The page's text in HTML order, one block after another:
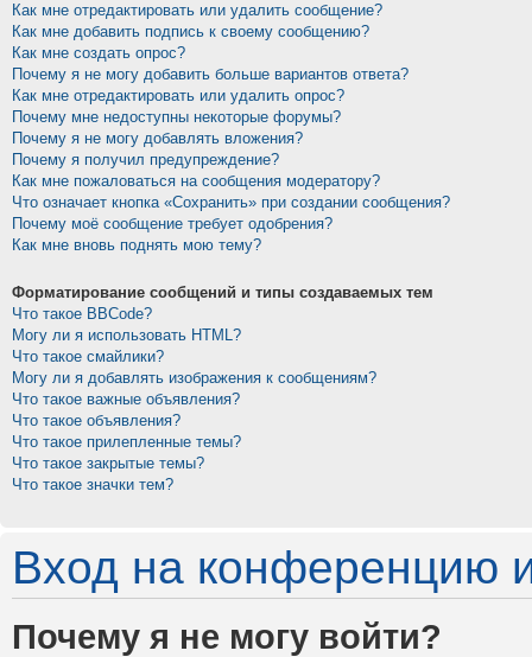
Как мне отредактировать или удалить сообщение?
Как мне добавить подпись к своему сообщению?
Как мне создать опрос?
Почему я не могу добавить больше вариантов ответа?
Как мне отредактировать или удалить опрос?
Почему мне недоступны некоторые форумы?
Почему я не могу добавлять вложения?
Почему я получил предупреждение?
Как мне пожаловаться на сообщения модератору?
Что означает кнопка «Сохранить» при создании сообщения?
Почему моё сообщение требует одобрения?
Как мне вновь поднять мою тему?
Форматирование сообщений и типы создаваемых тем
Что такое BBCode?
Могу ли я использовать HTML?
Что такое смайлики?
Могу ли я добавлять изображения к сообщениям?
Что такое важные объявления?
Что такое объявления?
Что такое прилепленные темы?
Что такое закрытые темы?
Что такое значки тем?
Вход на конференцию
Почему я не могу войти?